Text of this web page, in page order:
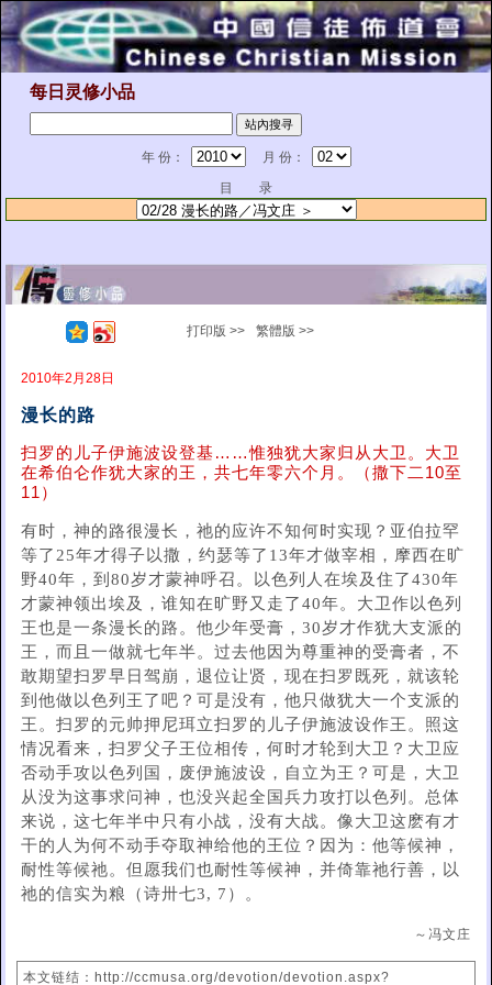
每日灵修小品
年 份：
月 份：
目 录
打印版 >> 繁體版 >>
2010年2月28日
漫长的路
扫罗的儿子伊施波设登基……惟独犹大家归从大卫。大卫
在希伯仑作犹大家的王，共七年零六个月。（撒下二10至
11）
有时，神的路很漫长，祂的应许不知何时实现？亚伯拉罕
等了25年才得子以撒，约瑟等了13年才做宰相，摩西在旷
野40年，到80岁才蒙神呼召。以色列人在埃及住了430年
才蒙神领出埃及，谁知在旷野又走了40年。大卫作以色列
王也是一条漫长的路。他少年受膏，30岁才作犹大支派的
王，而且一做就七年半。过去他因为尊重神的受膏者，不
敢期望扫罗早日驾崩，退位让贤，现在扫罗既死，就该轮
到他做以色列王了吧？可是没有，他只做犹大一个支派的
王。扫罗的元帅押尼珥立扫罗的儿子伊施波设作王。照这
情况看来，扫罗父子王位相传，何时才轮到大卫？大卫应
否动手攻以色列国，废伊施波设，自立为王？可是，大卫
从没为这事求问神，也没兴起全国兵力攻打以色列。总体
来说，这七年半中只有小战，没有大战。像大卫这麽有才
干的人为何不动手夺取神给他的王位？因为：他等候神，
耐性等候祂。但愿我们也耐性等候神，并倚靠祂行善，以
祂的信实为粮（诗卅七3, 7）。
～冯文庄
本文链结：http://ccmusa.org/devotion/devotion.aspx?